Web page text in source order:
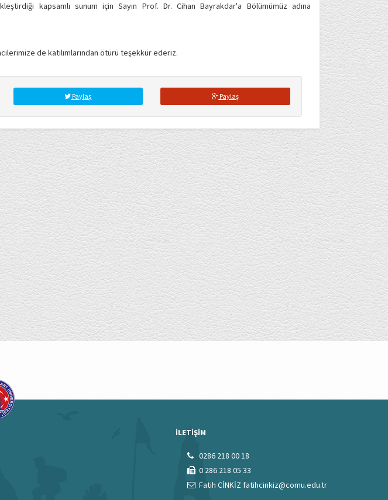
kapsamlı sunum için Sayın Prof. Dr. Cihan Bayrakdar'a Bölümümüz adına
de katılımlarından ötürü teşekkür ederiz.
Paylaş Paylaş
İLETİŞİM
0286 218 00 18
0 286 218 05 33
Fatih CİNKİZ fatihcinkiz@comu.edu.tr